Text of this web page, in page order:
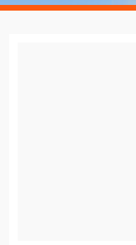
块型号R166219420轴承导